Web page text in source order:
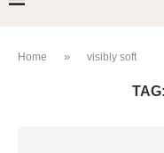
Home » visibly soft
TAG: